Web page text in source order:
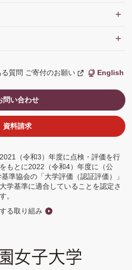
（令和3）年度に点検・評価を行
もとに2022（令和4）年度に（公
準協会の「大学評価（認証評価）」
学基準に適合していることを認定さ
。
る取り組み
質問 ご寄付のお願い
新
し
ド
開
English
問い合わせ
資料請求